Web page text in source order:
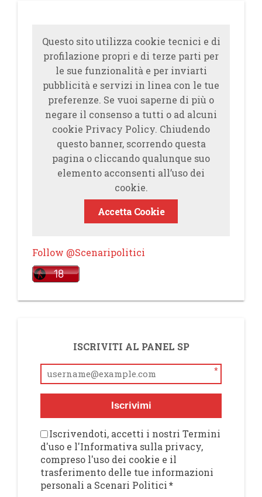
Questo sito utilizza cookie tecnici e di
profilazione propri e di terze parti per
le sue funzionalità e per inviarti
pubblicità e servizi in linea con le tue
preferenze. Se vuoi saperne di più o
negare il consenso a tutti o ad alcuni
cookie Privacy Policy. Chiudendo
questo banner, scorrendo questa
pagina o cliccando qualunque suo
elemento acconsenti all’uso dei
cookie.
Accetta Cookie
Follow @Scenaripolitici
ISCRIVITI AL PANEL SP
*
Iscrivimi
Iscrivendoti, accetti i nostri Termini
d'uso e l'Informativa sulla privacy,
compreso l'uso dei cookie e il
trasferimento delle tue informazioni
personali a Scenari Politici*